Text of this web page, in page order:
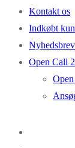
Kontakt os
Indkøbt
Nyhedsbrev
Open Call